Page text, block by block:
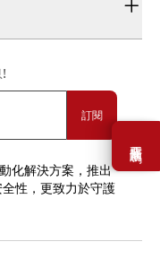
需要幫助嗎？
訂閱
化解決方案，推出
性，更致力於守護